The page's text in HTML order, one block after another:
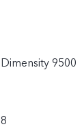
Dimensity 9500
8